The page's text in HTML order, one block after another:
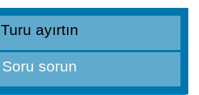
Turu ayırtın
Soru sorun